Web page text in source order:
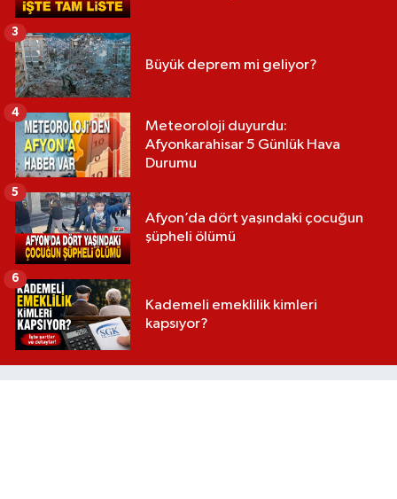
Büyük deprem mi geliyor?
3
Meteoroloji duyurdu:
Afyonkarahisar 5 Günlük Hava
Durumu
4
Afyon’da dört yaşındaki çocuğun
şüpheli ölümü
5
Kademeli emeklilik kimleri
kapsıyor?
6